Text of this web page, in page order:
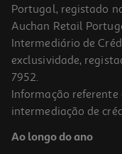
Portugal, registado
Auchan Retail
Intermediário de
exclusividade,
7952.
Informação referente
intermediação de
Ao longo do ano